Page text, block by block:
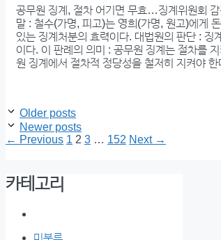
공무원 징계, 절차 어기면 무효…징계위원회
말 : 철수(가명, 피고)는 영희(가명, 원고)에게
있는 징계처분의 효력이다. 대법원의 판단 : 징
이다. 이 판례의 의미 : 공무원 징계는 절차를
원 징계에서 절차적 정당성을 철저히 지켜야
Older posts
Newer posts
← Previous Page
1 Page
2 Page
3 … Page
152 Next →
카테고리
미분류